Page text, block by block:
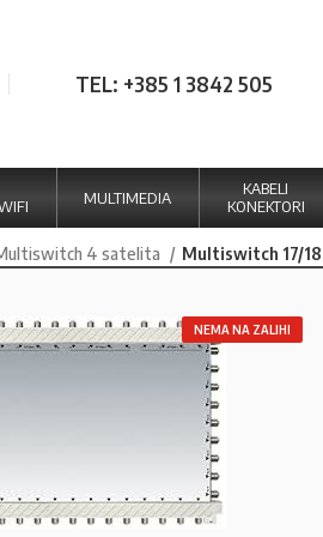
TEL: +385 1 3842 505
MULTIMEDIA
KABELI
KONEKTORI
4 satelita Multiswitch 17/18
NEMA NA ZALIHI